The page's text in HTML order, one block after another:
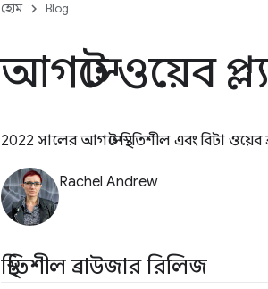
হোম Blog
আগস্টে ওয়েব
2022 সালের আগস্টে স্থিতিশীল এবং বিটা
Rachel Andrew
স্থিতিশীল ব্রাউজার রিলিজ